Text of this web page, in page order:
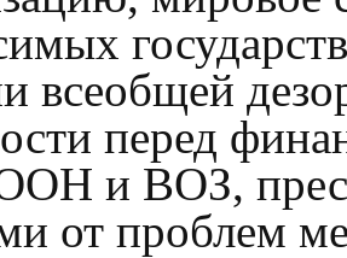
всеобщей
перед
и ВОЗ,
от проблем